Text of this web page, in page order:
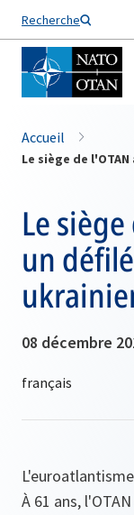
Recherche
Nom de famille*
Accueil
Le siège de
Le
un
08 décembre
À 61 ans,